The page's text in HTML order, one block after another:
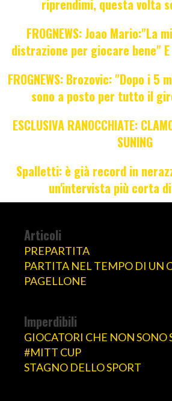
riprendimi, questa volta
FROGNEWS: Joao Mario:"La
distrazione per giocare bene"
FROGNEWS: Brozovic: "Dopo i 5
sono a posto per tutto il
ESCLUSIVA RANOCCHIATE:
SUNING
Spalletti: è già record in
un'intervista più corta
Articoli
PREPARTITA
PARTITA NEL TEMPO DI UN
PAGELLONE
Imperdibili
GIOCATORI CHE NON SONO
#MITT CUP
STAGNO DELLO SPORT